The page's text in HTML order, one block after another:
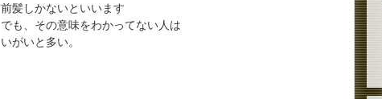
前髪しかないといいます
でも、その意味をわかってない人は
いがいと多い。